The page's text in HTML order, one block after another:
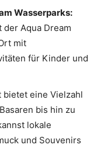
Wasserparks:
Aqua Dream
mit
für Kinder und
bietet eine Vielzahl
bis hin zu
lokale
und Souvenirs